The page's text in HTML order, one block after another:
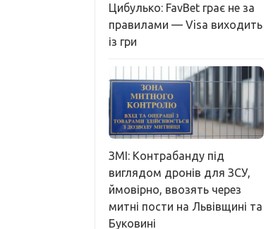
Цибулько: FavBet грає не за
правилами — Visa виходить
із гри
ЗМІ: Контрабанду під
виглядом дронів для ЗСУ,
ймовірно, ввозять через
митні пости на Львівщині та
Буковині